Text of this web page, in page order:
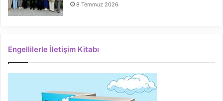
8 Temmuz 2026
Engellilerle İletişim Kitabı